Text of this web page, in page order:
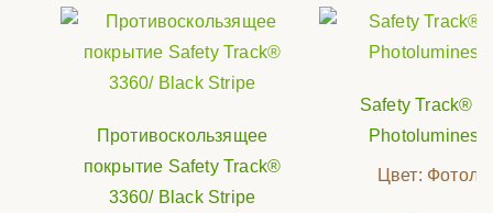
Противоскользящее
покрытие Safety Track®
3360/ Black Stripe
Safety Track®
Цвет: